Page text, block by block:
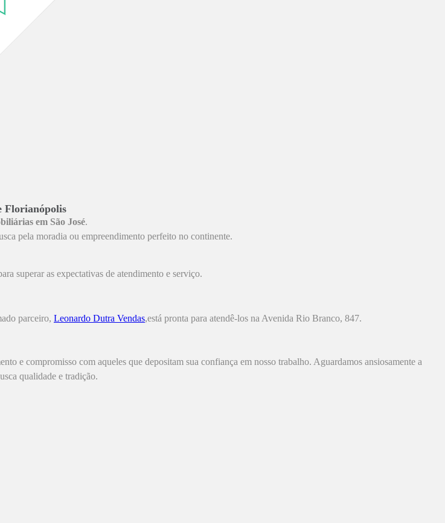
Florianópolis
em São José.
pela moradia ou empreendimento perfeito no continente.
superar as expectativas de atendimento e serviço.
parceiro, Leonardo Dutra Vendas,está pronta para atendê-los na Avenida Rio Branco, 847.
e compromisso com aqueles que depositam sua confiança em nosso trabalho. Aguardamos ansiosamente a
qualidade e tradição.